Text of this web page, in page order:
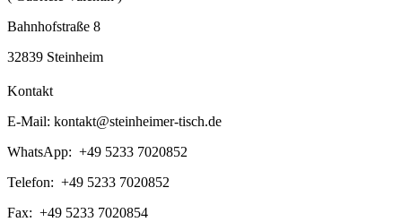
Bahnhofstraße 8
32839 Steinheim
Kontakt
E-Mail: kontakt@steinheimer-tisch.de
WhatsApp: +49 5233 7020852
Telefon: +49 5233 7020852
Fax: +49 5233 7020854